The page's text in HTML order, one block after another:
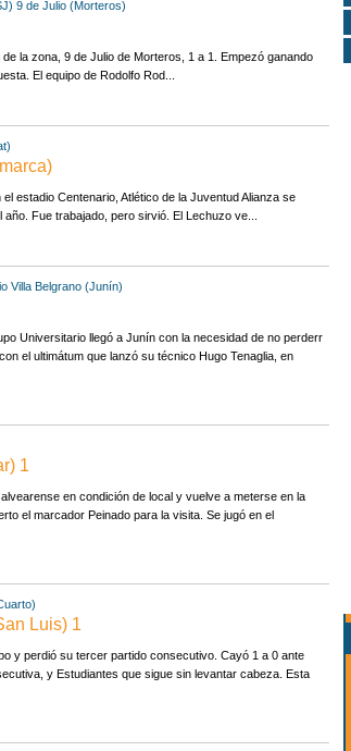
9 de Julio (Morteros)
zona, 9 de Julio de Morteros, 1 a 1. Empezó ganando
El equipo de Rodolfo Rod...
Centenario, Atlético de la Juventud Alianza se
Fue trabajado, pero sirvió. El Lechuzo ve...
Villa Belgrano (Junín)
Universitario llegó a Junín con la necesidad de no perderr
el ultimátum que lanzó su técnico Hugo Tenaglia, en
1
en condición de local y vuelve a meterse en la
el marcador Peinado para la visita. Se jugó en el
Luis) 1
y perdió su tercer partido consecutivo. Cayó 1 a 0 ante
y Estudiantes que sigue sin levantar cabeza. Esta